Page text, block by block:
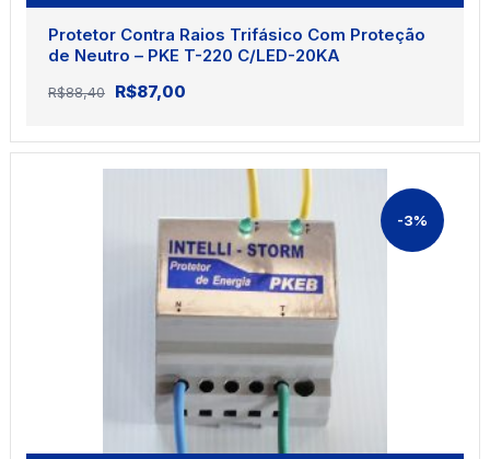
Protetor Contra Raios Trifásico Com Proteção
de Neutro – PKE T-220 C/LED-20KA
R$88,40
O
original
era:
R$87,00
atual
é:
R$87,00.
-3%